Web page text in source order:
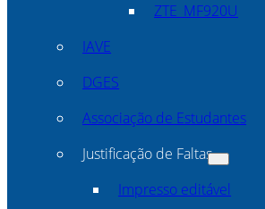
ZTE_MF920U
IAVE
DGES
Associação de Estudantes
Justificação de Faltas
Impresso editável